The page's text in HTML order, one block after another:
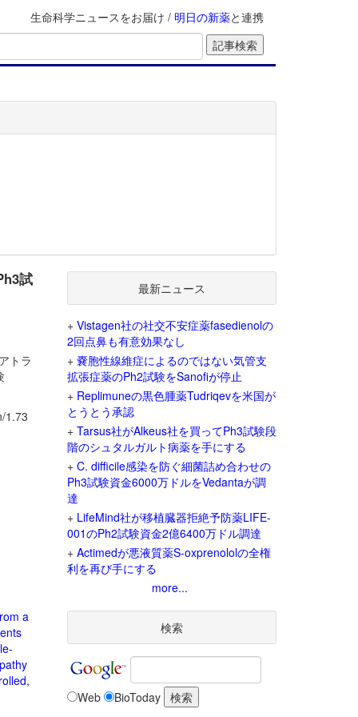
生命科学ニュースをお届け / 明日の新薬と連携
試
トラ
1.73
a
最新ニュース
+ Vistagen社の社交不安症薬fasedienolの
2回点鼻も有意効果なし
+ 嚢胞性線維症によるのではない気管支
拡張症薬のPh2試験をSanofiが停止
+ Replimuneの黒色腫薬Tudriqevを米国が
とうとう承認
+ Tarsus社がAlkeus社を買ってPh3試験段
階のシュタルガルト病薬を手にする
+ C. difficile感染を防ぐ細菌詰め合わせの
Ph3試験資金6000万ドルをVedantaが調
達
+ LifeMind社が移植臓器拒絶予防薬LIFE-
001のPh2試験資金2億6400万ドル調達
+ Actimedが悪液質薬S-oxprenololの全権
利を再び手にする
more...
検索
Web BioToday